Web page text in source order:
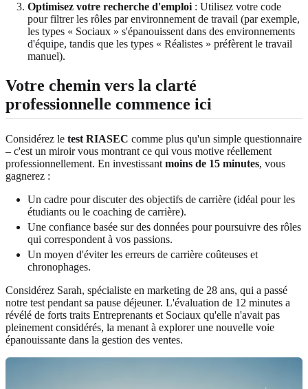
Optimisez votre recherche d'emploi : Utilisez votre code
pour filtrer les rôles par environnement de travail (par exemple,
les types « Sociaux » s'épanouissent dans des environnements
d'équipe, tandis que les types « Réalistes » préfèrent le travail
manuel).
Votre chemin vers la clarté
professionnelle commence ici
Considérez le test RIASEC comme plus qu'un simple questionnaire
– c'est un miroir vous montrant ce qui vous motive réellement
professionnellement. En investissant moins de 15 minutes, vous
gagnerez :
Un cadre pour discuter des objectifs de carrière (idéal pour les
étudiants ou le coaching de carrière).
Une confiance basée sur des données pour poursuivre des rôles
qui correspondent à vos passions.
Un moyen d'éviter les erreurs de carrière coûteuses et
chronophages.
Considérez Sarah, spécialiste en marketing de 28 ans, qui a passé
notre test pendant sa pause déjeuner. L'évaluation de 12 minutes a
révélé de forts traits Entreprenants et Sociaux qu'elle n'avait pas
pleinement considérés, la menant à explorer une nouvelle voie
épanouissante dans la gestion des ventes.